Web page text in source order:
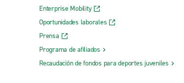
Enterprise Mobility
Oportunidades laborales
Prensa
Programa de afiliados
Recaudación de fondos para deportes juveniles